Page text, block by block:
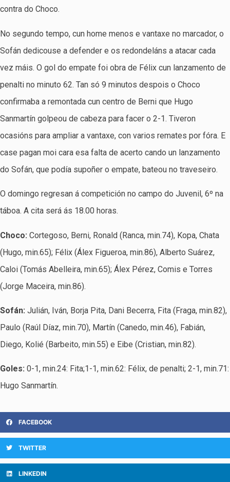
contra do Choco.
No segundo tempo, cun home menos e vantaxe no marcador, o
Sofán dedicouse a defender e os redondeláns a atacar cada
vez máis. O gol do empate foi obra de Félix cun lanzamento de
penalti no minuto 62. Tan só 9 minutos despois o Choco
confirmaba a remontada cun centro de Berni que Hugo
Sanmartín golpeou de cabeza para facer o 2-1. Tiveron
ocasións para ampliar a vantaxe, con varios remates por fóra. E
case pagan moi cara esa falta de acerto cando un lanzamento
do Sofán, que podía supoñer o empate, bateou no traveseiro.
O domingo regresan á competición no campo do Juvenil, 6º na
táboa. A cita será ás 18.00 horas.
Choco: Cortegoso, Berni, Ronald (Ranca, min.74), Kopa, Chata
(Hugo, min.65); Félix (Álex Figueroa, min.86), Alberto Suárez,
Caloi (Tomás Abelleira, min.65); Álex Pérez, Comis e Torres
(Jorge Maceira, min.86).
Sofán: Julián, Iván, Borja Pita, Dani Becerra, Fita (Fraga, min.82),
Paulo (Raúl Díaz, min.70), Martín (Canedo, min.46), Fabián,
Diego, Kolié (Barbeito, min.55) e Eibe (Cristian, min.82).
Goles: 0-1, min.24: Fita;1-1, min.62: Félix, de penalti; 2-1, min.71:
Hugo Sanmartín.
FACEBOOK
TWITTER
LINKEDIN